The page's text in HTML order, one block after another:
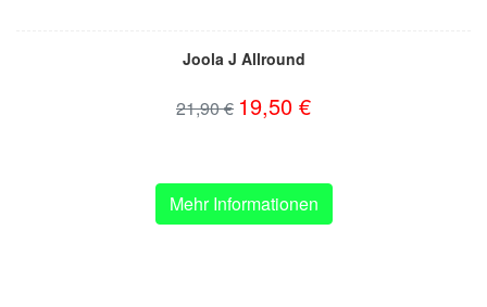
Joola J Allround
21,90 € 19,50 €
Mehr Informationen